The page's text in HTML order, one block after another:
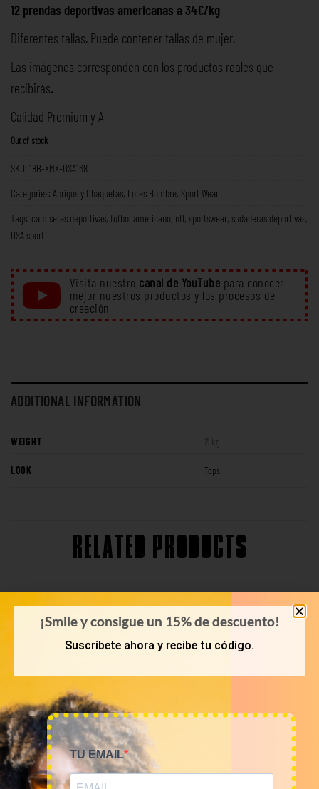
12 prendas deportivas americanas a 34€/kg
Diferentes tallas. Puede contener tallas de mujer.
Las imágenes corresponden con los productos reales que
recibirás.
Calidad Premium y A
Out of stock
SKU: 18B-XMX-USA168
Categories: Abrigos y Chaquetas Lotes Hombre Sport Wear
Tags: camisetas deportivas futbol americano nfl sportswear sudaderas deportivas
USA sport
Visita nuestro canal de YouTube para conocer
mejor nuestros productos y los procesos de
creación
ADDITIONAL INFORMATION
WEIGHT 21 kg
LOOK Tops
RELATED PRODUCTS
¡Smile y consigue un 15% de descuento!
Suscríbete ahora y recibe tu código.
TU EMAIL